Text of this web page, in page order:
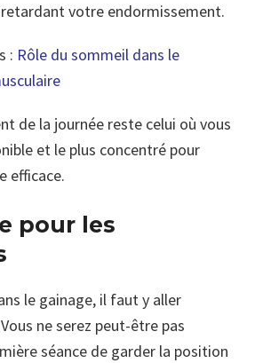
votre endormissement.
: Rôle du sommeil dans le
de la journée reste celui où vous
et le plus concentré pour
efficace.
pour les
le gainage, il faut y aller
ne serez peut-être pas
séance de garder la position